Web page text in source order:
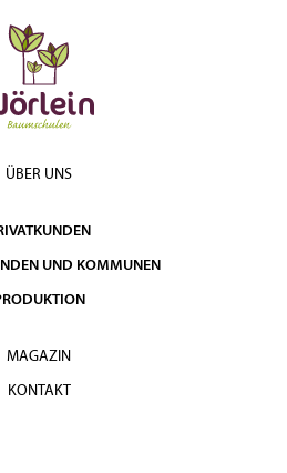
ÜBER UNS
UND KOMMUNEN
MAGAZIN
KONTAKT